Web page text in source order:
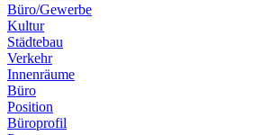
Büro/Gewerbe
Kultur
Städtebau
Verkehr
Innenräume
Büro
Position
Büroprofil